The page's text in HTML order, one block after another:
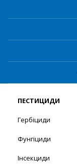
ПЕСТИЦИДИ
Гербіциди
Фунгіциди
Інсекциди